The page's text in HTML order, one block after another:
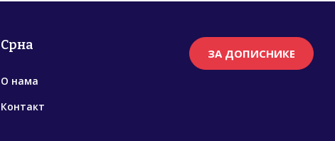
Срна
О нама
Контакт
ЗА ДОПИСНИКЕ